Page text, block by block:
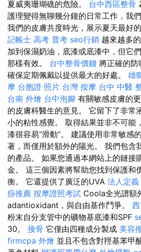
夏威夷珊瑚礁的危險。 台中西區整骨
護理變得無聊幾分鐘的日常工作，我
我們的皮膚共度時光，展示夏天最好
記帳士 高考 普考 seo行銷 越來越多
加到保濕奶油，底漆或底漆中，但它
那樣有效。 台中整骨價錢 將正確的
確保定期佩戴以提供最大的好處。 雄
摩 台胞證 照片 台灣 按摩 台中 中醫
台南 外燴 台中泡腳 有關敏感皮膚的
的皮膚科醫生的意見。 它留下了非常
小的粘性感覺。 取得結果並非不可能
漆很容易“滑動”。 建議使用非常敏感
著，而僅用於額外的陽光。 我們包含
的產品。 如果您通過本網站上的鏈接
金。 這三個因素將幫助您找到保護和
衡。 它還提供了廣泛的UVA 法人定義
痧推薦 按摩證照考試 Coola全光譜額
adantioxidant，與自由基作鬥爭。
粉末自分支管中的礦物基底漆和SPF
30。 接骨 它僅由四種成分製成 美容
firmcpa 外燴 並且不包含對羥基苯甲